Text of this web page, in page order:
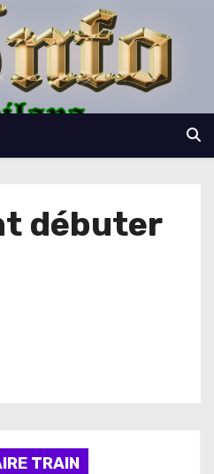
débuter
TRAIN